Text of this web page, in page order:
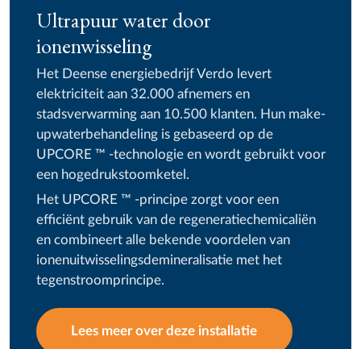
Ultrapuur water door
ionenwisseling
Het Deense energiebedrijf Verdo levert
elektriciteit aan 32.000 afnemers en
stadsverwarming aan 10.500 klanten. Hun make-
upwaterbehandeling is gebaseerd op de
UPCORE ™ -technologie en wordt gebruikt voor
een hogedrukstoomketel.
Het UPCORE ™ -principe zorgt voor een
efficiënt gebruik van de regeneratiechemicaliën
en combineert alle bekende voordelen van
ionenuitwisselingsdemineralisatie met het
tegenstroomprincipe.
Lees meer over deze installatie